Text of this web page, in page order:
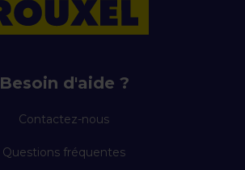
Besoin d'aide ?
Contactez-nous
Questions fréquentes